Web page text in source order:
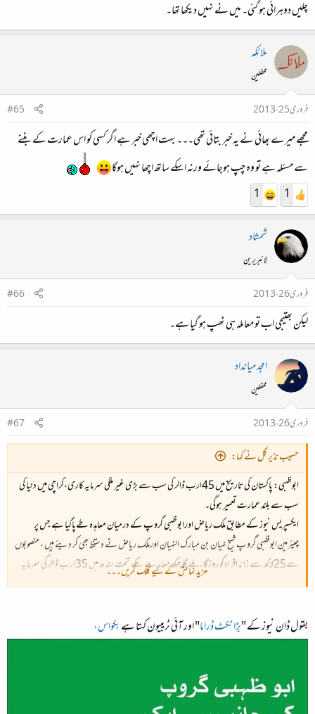
چلیں دوہرائی ہو گئی۔ میں نے نہیں دیکھا تھا۔
ملائکہ
محفلین
فروری 25، 2013
#65
مجھے میرے بھائی نے یہ خبر بتائی تھی۔۔۔ بہت اچھی خبر ہے اگر کسی کو اس عمارت کے بننے
سے مسئلہ ہے تو وہ چپ ہوجائے ورنہ اسکے ساتھ اچھا نہیں ہوگا
1
1
شمشاد
لائبریرین
فروری 26، 2013
#66
لیکن بھتیجی اب تو معاملہ ہی ٹھپ ہو گیا ہے۔
امجد میانداد
محفلین
فروری 26، 2013
#67
حسیب نذیر گِل نے کہا:
ابوظہبی:
پاکستان کی تاریخ میں 45ارب ڈالر کی سب سے بڑی غیر ملکی سرمایہ کاری،کراچی میں دنیا کی
سب سے بلند عمارت تعمیر ہوگی۔
ایکسپریس نیوز کے مطابق ملک ریاض اورابوظہبی گروپ کے درمیان معاہدہ طےپاگیا ہے جس پر
چیئرمین ابوظہبی گروپ شیخ نہیان بن مبارک النہیان اورملک ریاض نے دستخط بھی کر دیئے ہیں ، منصوبوں
سے25لاکھ سے زائدافرادکو روزگار ملے گا جبکہ معاہدے کے تحت سندھ میں 35ارب ڈالر کی سرمایہ
کاری کی جائے گی جب کہ اسلام آباد اور لاہورمیں بھی 10ارب ڈالرکی سرمایہ کاری ہوگی، منصوبوں
معاہدے کے تحت دنیا کی سب سے اونچی عمارت برج الخلیفہ سے بھی اونچی عمارت کراچی میں بنائی
جائے گی،دنیا کے سات عجوبوں کی نقل پاکستان میں بنائی جائے گی جبکہ سمندرسےبجلی بنانے کا پلانٹ
اس موقع پر ملک ریاض کا کہنا تھا کہ سرمایہ کاری کے لئے ابوظہبی گروپ کااعتماداعزازہے اور پاکستان
میں اتنی بڑی سرمایہ پہلےکبھی نہیں کی گئی۔
مزید نمائش کے لیے کلک کریں۔۔۔
بقول ڈان نیوز کے "بڑا ٹکٹ ڈراما" اور آئی ٹریبیون کہتا ہےبکواس،